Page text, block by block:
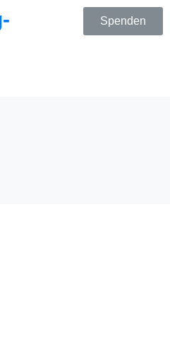
Spenden